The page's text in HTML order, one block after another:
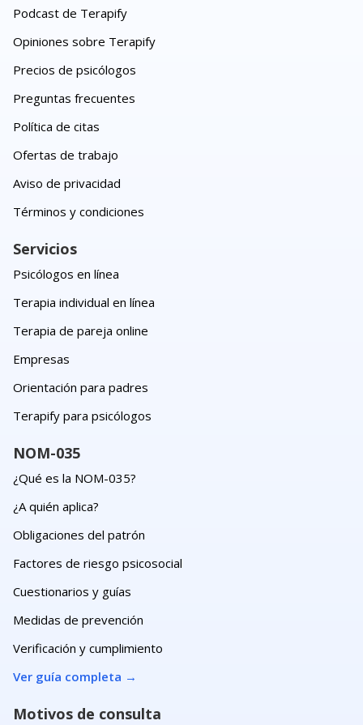
Podcast de Terapify
Opiniones sobre Terapify
Precios de psicólogos
Preguntas frecuentes
Política de citas
Ofertas de trabajo
Aviso de privacidad
Términos y condiciones
Servicios
Psicólogos en línea
Terapia individual en línea
Terapia de pareja online
Empresas
Orientación para padres
Terapify para psicólogos
NOM-035
¿Qué es la NOM-035?
¿A quién aplica?
Obligaciones del patrón
Factores de riesgo psicosocial
Cuestionarios y guías
Medidas de prevención
Verificación y cumplimiento
Ver guía completa →
Motivos de consulta